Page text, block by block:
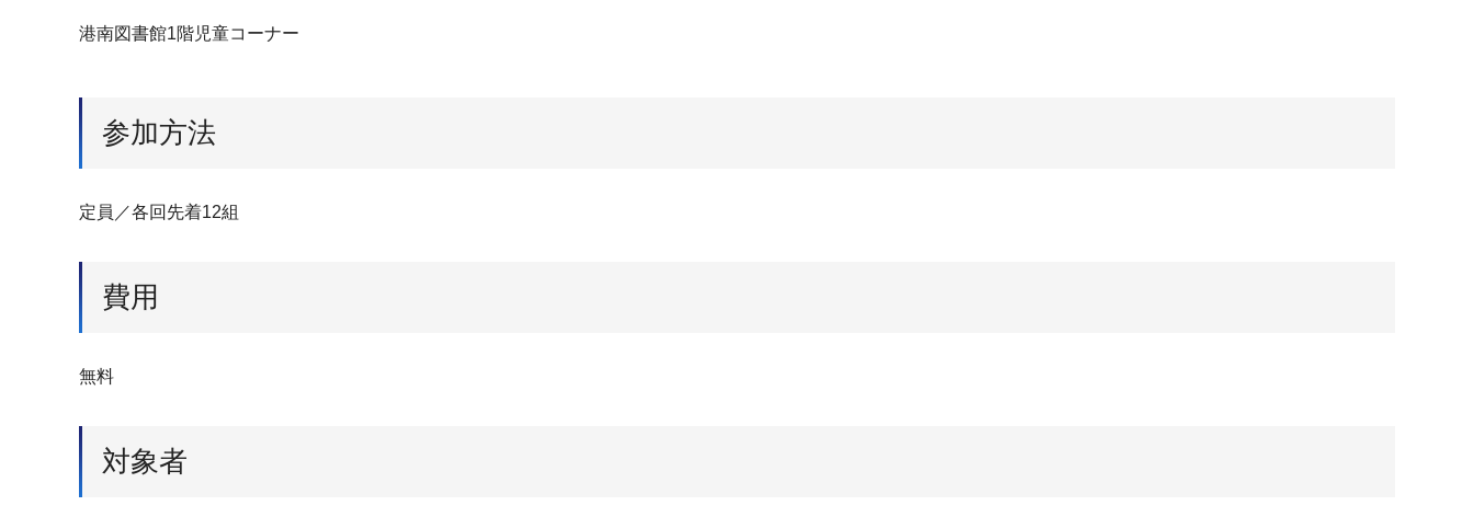
港南図書館1階児童コーナー
参加方法
定員／各回先着12組
費用
無料
対象者